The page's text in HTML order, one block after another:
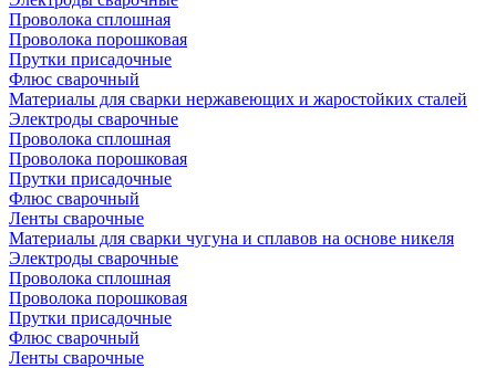
Проволока сплошная
Проволока порошковая
Прутки присадочные
Флюс сварочный
Материалы для сварки нержавеющих и жаростойких сталей
Электроды сварочные
Проволока сплошная
Проволока порошковая
Прутки присадочные
Флюс сварочный
Ленты сварочные
Материалы для сварки чугуна и сплавов на основе никеля
Электроды сварочные
Проволока сплошная
Проволока порошковая
Прутки присадочные
Флюс сварочный
Ленты сварочные